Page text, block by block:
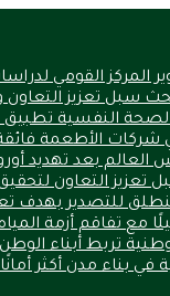
المركز القومي
سبل تعزيز
النفسية
بعد تهديد
تعزيز التعاون
للتصدير بهدف
تربط أبناء
في بناء مدن أكثر